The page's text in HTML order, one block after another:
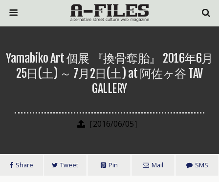
Yamabiko Art 個展 『換骨奪胎』 2016年6月
25日(土) ～ 7月2日(土) at 阿佐ヶ谷 TAV
GALLERY
［2016/06/05］
Share Tweet Pin Mail SMS